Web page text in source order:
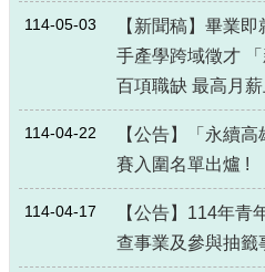
114-05-03
【新聞稿】畢業
手產學跨域徵才
百項職缺 最高月
114-04-22
【公告】「永續
賽入圍名單出爐 !
114-04-17
【公告】114年青
查事業及參與抽籤